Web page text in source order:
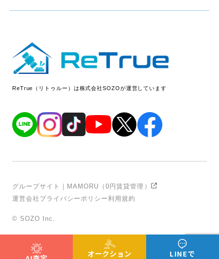
オークション
LINEで
ReTrue（リトゥルー）は株式会社SOZOが運営しています
運営会社 プライバシーポリシー利用規約
グループサイト｜MAMORU（0円賃貸管理）
© SOZO Inc.